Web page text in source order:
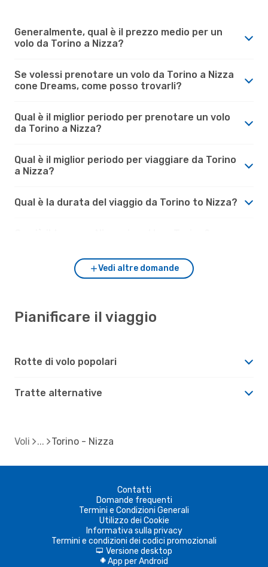
Generalmente, qual è il prezzo medio per un
volo da Torino a Nizza?
Se volessi prenotare un volo da Torino a Nizza
cone Dreams, come posso trovarli?
Qual è il miglior periodo per prenotare un volo
da Torino a Nizza?
Qual è il miglior periodo per viaggiare da Torino
a Nizza?
Qual è la durata del viaggio da Torino to Nizza?
Vedi altre domande
Pianificare il viaggio
Rotte di volo popolari
Tratte alternative
Voli Torino - Nizza
Contatti
Domande frequenti
Termini e Condizioni Generali
Utilizzo dei Cookie
Informativa sulla privacy
Termini e condizioni dei codici promozionali
d Versione desktop
A App per Android